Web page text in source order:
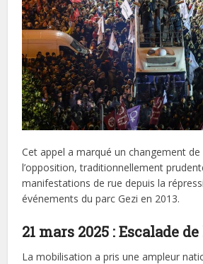
Cet appel a marqué un changement
l’opposition, traditionnellement
manifestations de rue depuis la
événements du parc Gezi en 2013.
21 mars 2025 : Escalade
La mobilisation a pris une ampleur